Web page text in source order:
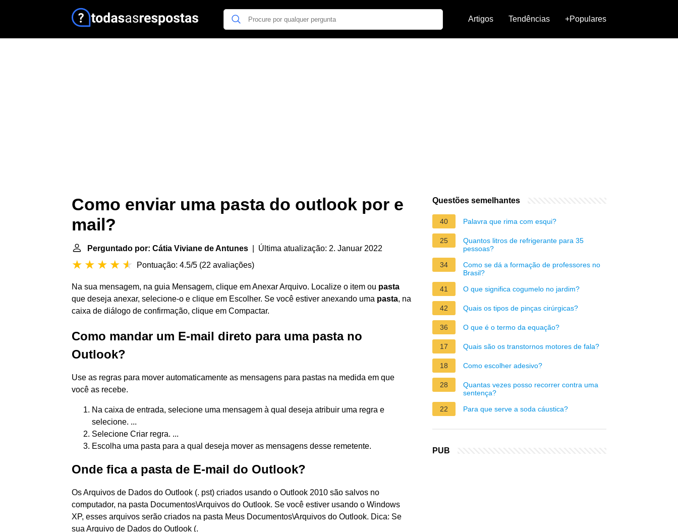
Artigos Tendências +Populares
Como enviar uma pasta do outlook por e
mail?
Perguntado por: Cátia Viviane de Antunes | Última atualização: 2. Januar 2022
Pontuação: 4.5/5 (22 avaliações)
Na sua mensagem, na guia Mensagem, clique em Anexar Arquivo. Localize o item ou pasta
que deseja anexar, selecione-o e clique em Escolher. Se você estiver anexando uma pasta, na
caixa de diálogo de confirmação, clique em Compactar.
Como mandar um E-mail direto para uma pasta no
Outlook?
Use as regras para mover automaticamente as mensagens para pastas na medida em que
você as recebe.
Na caixa de entrada, selecione uma mensagem à qual deseja atribuir uma regra e
selecione. ...
Selecione Criar regra. ...
Escolha uma pasta para a qual deseja mover as mensagens desse remetente.
Onde fica a pasta de E-mail do Outlook?
Os Arquivos de Dados do Outlook (. pst) criados usando o Outlook 2010 são salvos no
computador, na pasta Documentos\Arquivos do Outlook. Se você estiver usando o Windows
XP, esses arquivos serão criados na pasta Meus Documentos\Arquivos do Outlook. Dica: Se
sua Arquivo de Dados do Outlook (.
Questões semelhantes
40 Palavra que rima com esqui?
25
Quantos litros de refrigerante para 35
pessoas?
34
Como se dá a formação de professores no
Brasil?
41
O que significa cogumelo no jardim?
42 Quais os tipos de pinças cirúrgicas?
36 O que é o termo da equação?
17 Quais são os transtornos motores de fala?
18 Como escolher adesivo?
28
Quantas vezes posso recorrer contra uma
sentença?
22
Para que serve a soda cáustica?
PUB